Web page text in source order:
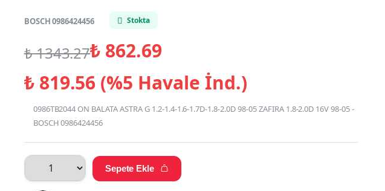
BOSCH 0986424456 Stokta
₺1343.27₺ 862.69
₺819.56 (%5 Havale İnd.)
0986TB2044 ON BALATA ASTRA G 1.2-1.4-1.6-1.7D-1.8-2.0D 98-05 ZAFIRA 1.8-2.0D 16V 98-05 -
BOSCH 0986424456
Sepete Ekle 